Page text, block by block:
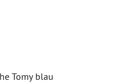
Tomy blau